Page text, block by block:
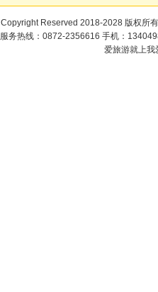
Copyright Reserved 2018-2028 版权所
服务热线：0872-2356616 手机：
爱旅游就上我